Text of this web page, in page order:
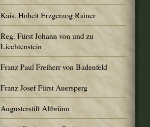
Kais. Hoheit Erzgerzog Rainer
Reg. Fürst Johann von und zu
Liechtenstein
Franz Paul Freiherr von Badenfeld
Franz Josef Fürst Auersperg
Augusterstift Altbrünn